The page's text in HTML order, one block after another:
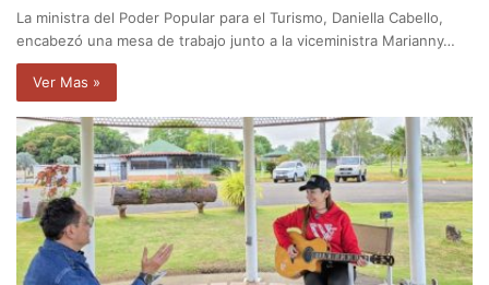
La ministra del Poder Popular para el Turismo, Daniella Cabello,
encabezó una mesa de trabajo junto a la viceministra Marianny…
Ver Mas »